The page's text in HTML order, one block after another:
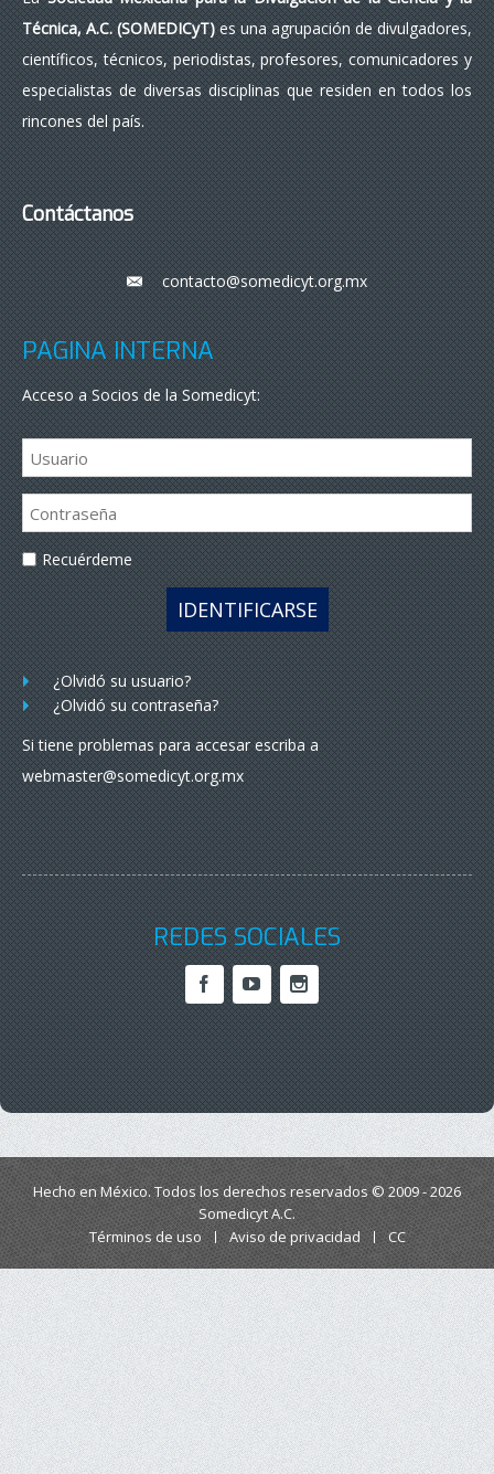
Técnica, A.C. (SOMEDICyT)es una agrupación de divulgadores,
científicos, técnicos, periodistas, profesores, comunicadores y
especialistas de diversas disciplinas que residen en todos los
rincones del país.
Contáctanos
___contacto@somedicyt.org.mx
PÁGINA INTERNA
Acceso a Socios de la Somedicyt:
Recuérdeme
IDENTIFICARSE
¿Olvidó su usuario?
¿Olvidó su contraseña?
Si tiene problemas para accesar escriba a
webmaster@somedicyt.org.mx
REDES SOCIALES
Hecho en México. Todos los derechos reservados © 2009 - 2026
Somedicyt A.C.
Términos de uso
Aviso de privacidad CC